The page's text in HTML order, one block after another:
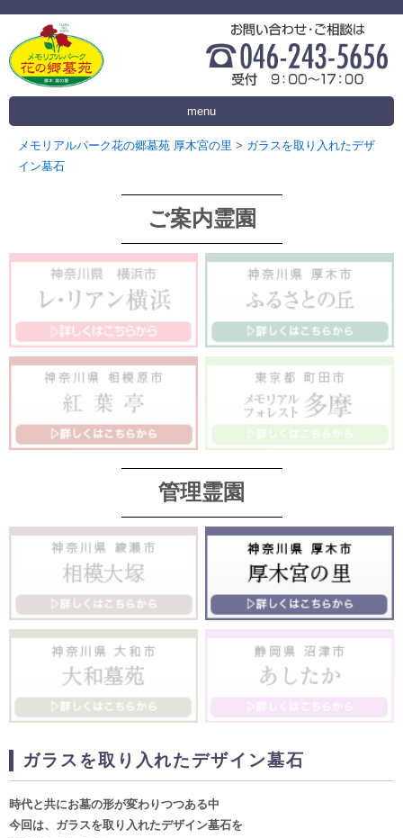
menu
メモリアルパーク花の郷墓苑 厚木宮の里 > ガラスを取り入れたデザ
イン墓石
ご案内霊園
管理霊園
ガラスを取り入れたデザイン墓石
時代と共にお墓の形が変わりつつある中
今回は、ガラスを取り入れたデザイン墓石を